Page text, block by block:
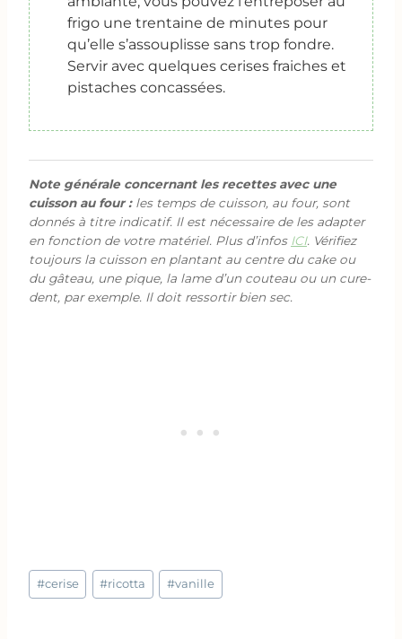
frigo une trentaine de minutes pour
qu’elle s’assouplisse sans trop fondre.
Servir avec quelques cerises fraiches et
pistaches concassées.
Note générale concernant les recettes avec une
cuisson au four :les temps de cuisson, au four, sont
donnés à titre indicatif. Il est nécessaire de les adapter
en fonction de votre matériel. Plus d’infos ICI. Vérifiez
toujours la cuisson en plantant au centre du cake ou
du gâteau, une pique, la lame d’un couteau ou un cure-
dent, par exemple. Il doit ressortir bien sec.
Étiquettes
de
#cerise #ricotta #vanille